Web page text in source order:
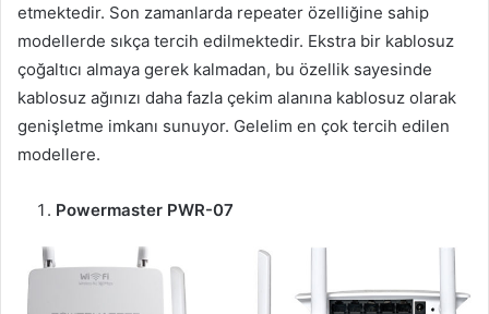
etmektedir. Son zamanlarda repeater özelliğine sahip
modellerde sıkça tercih edilmektedir. Ekstra bir kablosuz
çoğaltıcı almaya gerek kalmadan, bu özellik sayesinde
kablosuz ağınızı daha fazla çekim alanına kablosuz olarak
genişletme imkanı sunuyor. Gelelim en çok tercih edilen
modellere.
Powermaster PWR-07